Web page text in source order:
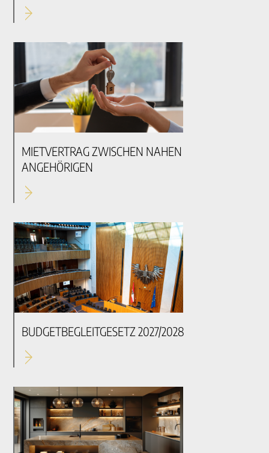
MIETVERTRAG ZWISCHEN NAHEN
ANGEHÖRIGEN
BUDGETBEGLEITGESETZ 2027/2028